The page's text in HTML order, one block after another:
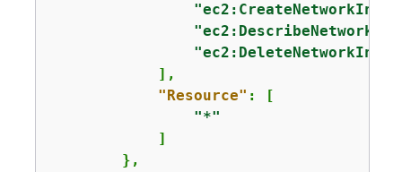
            ],
"Resource" : [
"*"
            ]
        },